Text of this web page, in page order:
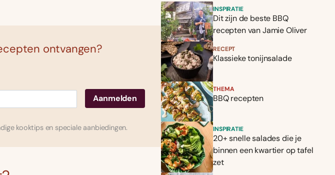
ontvangen?
kooktips en speciale aanbiedingen.
INSPIRATIE
Dit zijn de beste BBQ
recepten van Jamie Oliver
RECEPT
Klassieke tonijnsalade
THEMA
BBQ recepten
INSPIRATIE
20+ snelle salades die je
binnen een kwartier op tafel
zet